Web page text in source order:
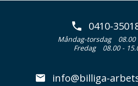
0410-
Måndag-torsdag
08.00
Fredag
08.00 -
info@billiga-